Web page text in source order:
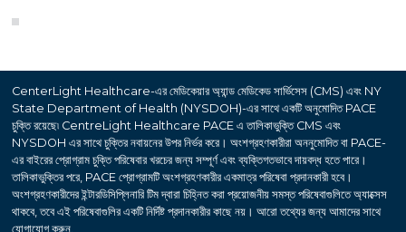
CenterLight Healthcare-এর মেডিকেয়ার অ্যান্ড মেডিকেড সার্ভিসেস (CMS) এবং NY
State Department of Health (NYSDOH)-এর সাথে একটি অনুমোদিত PACE
চুক্তি রয়েছে৷ CentreLight Healthcare PACE এ তালিকাভুক্তি CMS এবং
NYSDOH এর সাথে চুক্তির নবায়নের উপর নির্ভর করে। অংশগ্রহণকারীরা অননুমোদিত বা PACE-
এর বাইরের প্রোগ্রাম চুক্তি পরিষেবার খরচের জন্য সম্পূর্ণ এবং ব্যক্তিগতভাবে দায়বদ্ধ হতে পারে।
তালিকাভুক্তির পরে, PACE প্রোগ্রামটি অংশগ্রহণকারীর একমাত্র পরিষেবা প্রদানকারী হবে।
অংশগ্রহণকারীদের ইন্টারডিসিপ্লিনারি টিম দ্বারা চিহ্নিত করা প্রয়োজনীয় সমস্ত পরিষেবাগুলিতে অ্যাক্সেস
থাকবে, তবে এই পরিষেবাগুলির একটি নির্দিষ্ট প্রদানকারীর কাছে নয়। আরো তথ্যের জন্য আমাদের সাথে
যোগাযোগ করুন.